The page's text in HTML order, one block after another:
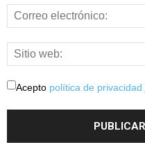
Acepto política de privacidad